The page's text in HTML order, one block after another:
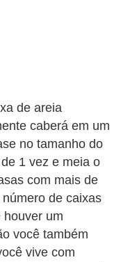
de areia
caberá em um
no tamanho do
1 vez e meia o
com mais de
de caixas
houver um
você também
vive com